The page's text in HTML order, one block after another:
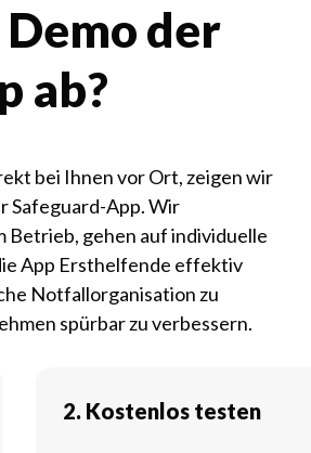
der
ab?
bei Ihnen vor Ort, zeigen wir
Safeguard-App. Wir
Betrieb, gehen auf individuelle
App Ersthelfende effektiv
Notfallorganisation zu
spürbar zu verbessern.
2. Kostenlos testen